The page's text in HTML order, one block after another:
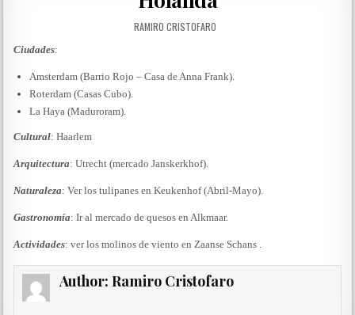
AUTHOR:
RAMIRO CRISTOFARO
Ciudades:
Amsterdam (Barrio Rojo – Casa de Anna Frank).
Roterdam (Casas Cubo).
La Haya (Maduroram).
Cultural: Haarlem
Arquitectura: Utrecht (mercado Janskerkhof).
Naturaleza: Ver los tulipanes en Keukenhof (Abril-Mayo).
Gastronomía: Ir al mercado de quesos en Alkmaar.
Actividades: ver los molinos de viento en Zaanse Schans .
Author:Ramiro Cristofaro